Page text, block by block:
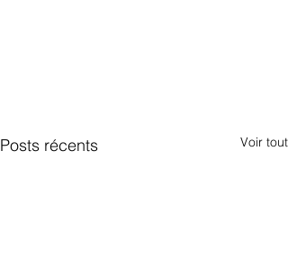
Posts récents Voir tout